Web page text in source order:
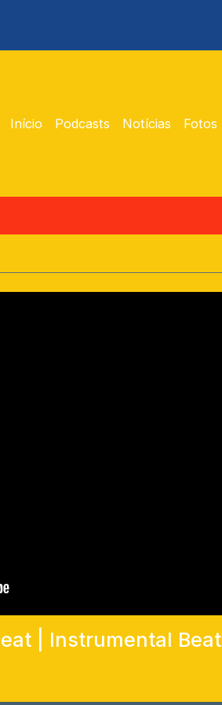
Início Podcasts Notícias Fotos
| Instrumental Beat